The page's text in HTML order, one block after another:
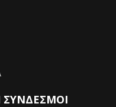
ΣΥΝΔΕΣΜΟΙ